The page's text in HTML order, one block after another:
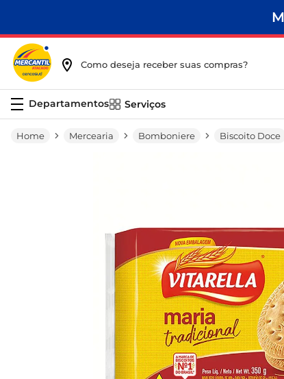
Como deseja receber suas compras?
Serviços
Mercearia Bomboniere Biscoito Doce